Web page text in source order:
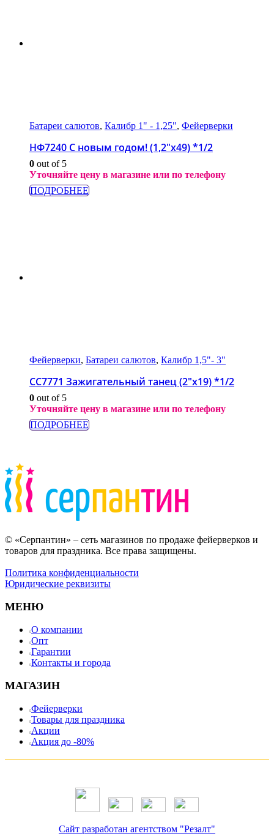
Батареи салютов, Калибр 1" - 1,25", Фейерверки
НФ7240 С новым годом! (1,2″x49) *1/2
0 out of 5
Уточняйте цену в магазине или по телефону
ПОДРОБНЕЕ
Фейерверки, Батареи салютов, Калибр 1,5"- 3"
СС7771 Зажигательный танец (2″x19) *1/2
0 out of 5
Уточняйте цену в магазине или по телефону
ПОДРОБНЕЕ
© «Серпантин» – сеть магазинов по продаже фейерверков и
товаров для праздника. Все права защищены.
Политика конфиденциальности
Юридические реквизиты
МЕНЮ
О компании
Опт
Гарантии
Контакты и города
МАГАЗИН
Фейерверки
Товары для праздника
Акции
Акция до -80%
Сайт разработан агентством "Резалт"